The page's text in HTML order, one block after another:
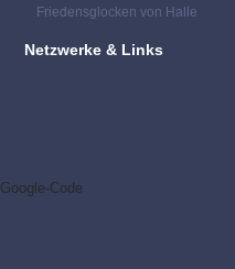
Friedensglocken von Halle
Netzwerke & Links
Google-Code